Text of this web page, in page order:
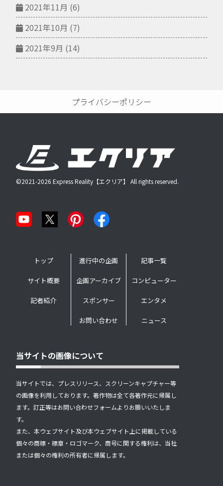
2021年11月 (6)
2021年10月 (7)
2021年9月 (14)
プライバシーポリシー
©2021-2026 Express Reality【エクリア】 All rights reserved.
トップ
サイト概要
記者紹介
進行中の企画
企画アーカイブ
スポンサー
お問い合わせ
記事一覧
コンピューター
エンタメ
ニュース
当サイトの画像について
当サイトでは、プレスリリース、スクリーンキャプチャー等
の画像を利用しております。著作物は全て各著作元に帰属し
ます。訂正等はお問い合わせフォームよりお願いいたしま
す。
また、本ウェブサイト及び本ウェブサイト上に掲載している
個々の商標・標章・ロゴマーク、商号に関する権利は、当社
または個々の権利の所有者に帰属します。